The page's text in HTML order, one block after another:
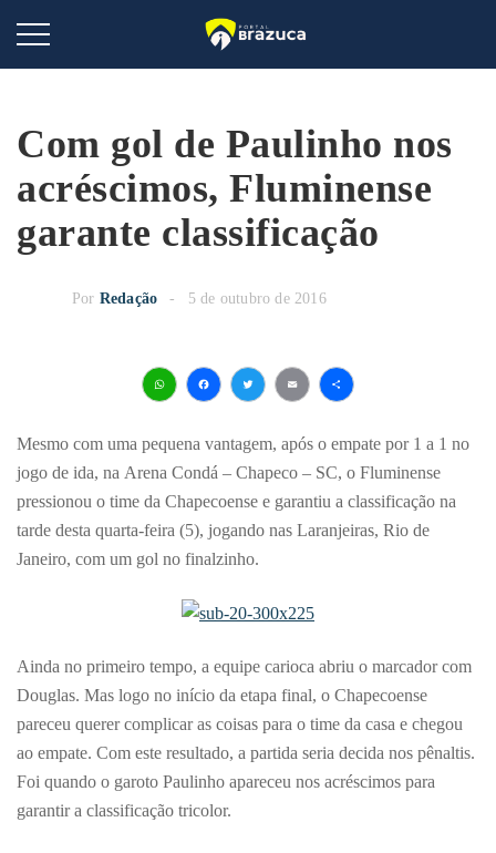
Com gol de Paulinho nos
acréscimos, Fluminense
garante classificação
Por Redação 5 de outubro de 2016
Mesmo com uma pequena vantagem, após o empate por 1 a 1 no
jogo de ida, na Arena Condá – Chapeco – SC, o Fluminense
pressionou o time da Chapecoense e garantiu a classificação na
tarde desta quarta-feira (5), jogando nas Laranjeiras, Rio de
Janeiro, com um gol no finalzinho.
Ainda no primeiro tempo, a equipe carioca abriu o marcador com
Douglas. Mas logo no início da etapa final, o Chapecoense
pareceu querer complicar as coisas para o time da casa e chegou
ao empate. Com este resultado, a partida seria decida nos pênaltis.
Foi quando o garoto Paulinho apareceu nos acréscimos para
garantir a classificação tricolor.